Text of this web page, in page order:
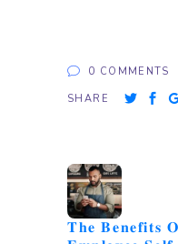
0 COMMENTS
SHARE
𝐓𝐡𝐞 𝐁𝐞𝐧𝐞𝐟𝐢𝐭𝐬